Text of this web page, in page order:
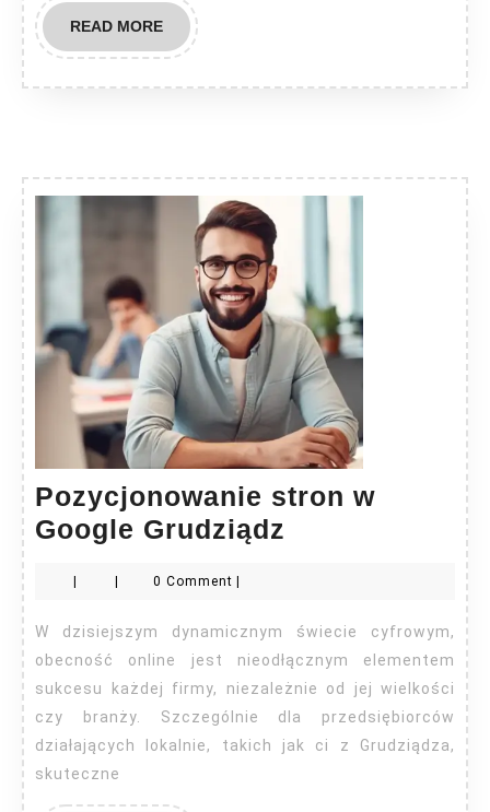
READ MOREREAD
MORE
Pozycjonowanie stron w
Google Grudziądz
Google
Grudziądz
0 Comment
W dzisiejszym dynamicznym świecie cyfrowym,
obecność online jest nieodłącznym elementem
sukcesu każdej firmy, niezależnie od jej wielkości
czy branży. Szczególnie dla przedsiębiorców
działających lokalnie, takich jak ci z Grudziądza,
skuteczne